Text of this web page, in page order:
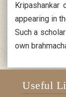
appearing in
Such a
own
Useful